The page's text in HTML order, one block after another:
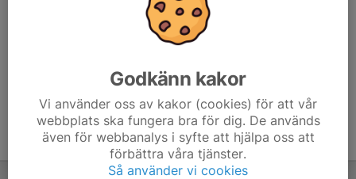
Godkänn kakor
Vi använder oss av kakor (cookies) för att vår
webbplats ska fungera bra för dig. De används
även för webbanalys i syfte att hjälpa oss att
förbättra våra tjänster.
Så använder vi cookies